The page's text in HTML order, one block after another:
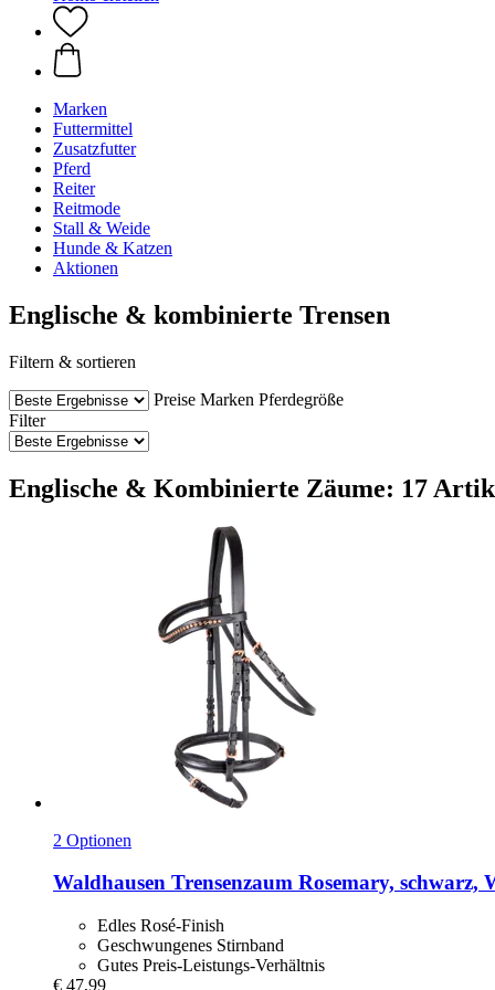
Marken
Futtermittel
Zusatzfutter
Pferd
Reiter
Reitmode
Stall & Weide
Hunde & Katzen
Aktionen
Englische & kombinierte Trensen
Filtern & sortieren
Preise Marken Pferdegröße
Filter
Englische & Kombinierte Zäume: 17
2 Optionen
Waldhausen Trensenzaum Rosemary, schwarz,
Edles Rosé-Finish
Geschwungenes Stirnband
Gutes Preis-Leistungs-Verhältnis
€ 47,99